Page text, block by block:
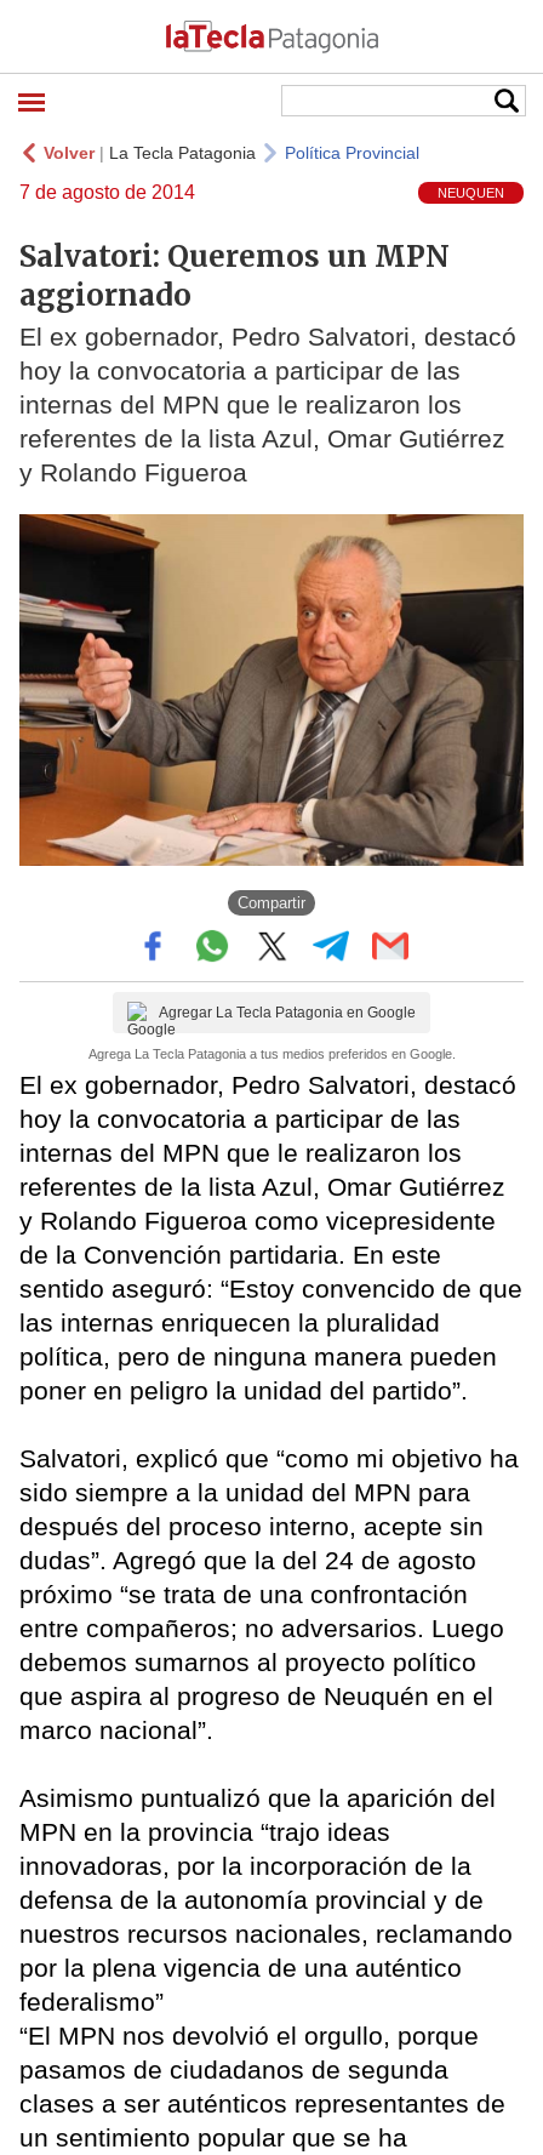
Volver| La Tecla Patagonia Política Provincial
7 de agosto de 2014 NEUQUEN
Salvatori: Queremos un MPN
aggiornado
El ex gobernador, Pedro Salvatori, destacó
hoy la convocatoria a participar de las
internas del MPN que le realizaron los
referentes de la lista Azul, Omar Gutiérrez
y Rolando Figueroa
Compartir
Agregar La Tecla Patagonia en Google
Agrega La Tecla Patagonia a tus medios preferidos en Google.
El ex gobernador, Pedro Salvatori, destacó
hoy la convocatoria a participar de las
internas del MPN que le realizaron los
referentes de la lista Azul, Omar Gutiérrez
y Rolando Figueroa como vicepresidente
de la Convención partidaria. En este
sentido aseguró: “Estoy convencido de que
las internas enriquecen la pluralidad
política, pero de ninguna manera pueden
poner en peligro la unidad del partido”.
Salvatori, explicó que “como mi objetivo ha
sido siempre a la unidad del MPN para
después del proceso interno, acepte sin
dudas”. Agregó que la del 24 de agosto
próximo “se trata de una confrontación
entre compañeros; no adversarios. Luego
debemos sumarnos al proyecto político
que aspira al progreso de Neuquén en el
marco nacional”.
Asimismo puntualizó que la aparición del
MPN en la provincia “trajo ideas
innovadoras, por la incorporación de la
defensa de la autonomía provincial y de
nuestros recursos nacionales, reclamando
por la plena vigencia de una auténtico
federalismo”
“El MPN nos devolvió el orgullo, porque
pasamos de ciudadanos de segunda
clases a ser auténticos representantes de
un sentimiento popular que se ha